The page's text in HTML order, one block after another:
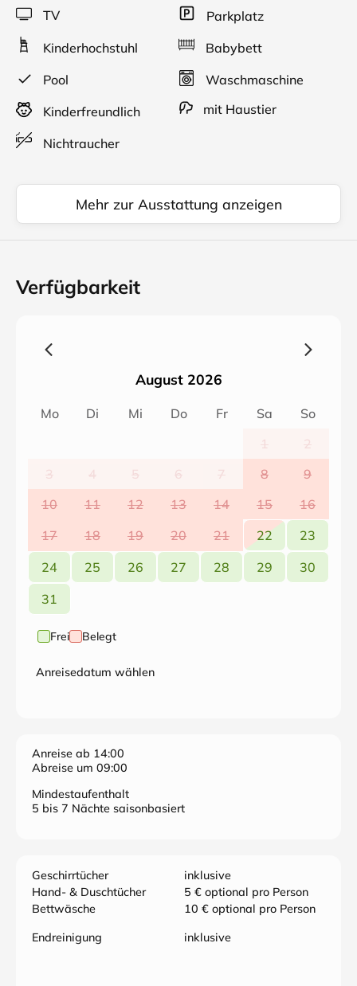
TV
Parkplatz
Kinderhochstuhl
Babybett
Pool
Waschmaschine
Kinderfreundlich
mit Haustier
Nichtraucher
Mehr zur Ausstattung anzeigen
Verfügbarkeit
August 2026
Mo Di Mi Do Fr Sa
So
1
2
3
4 5 6 7 8
9
10
11 12 13 14 15
16
17
18 19 20 21 22
23
24
25 26 27 28 29
30
31
Frei Belegt
Anreisedatum wählen
Anreise ab 14:00
Abreise um 09:00
Mindestaufenthalt
5 bis 7 Nächte saisonbasiert
Geschirrtücher
inklusive
Hand- & Duschtücher
5 € optional pro Person
Bettwäsche
10 € optional pro Person
Endreinigung
inklusive